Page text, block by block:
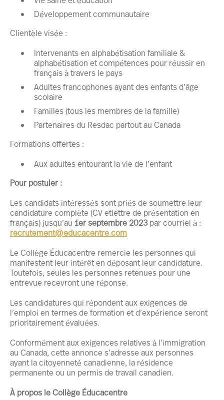
Développement communautaire
Clientèle visée :
Intervenants en alphabétisation familiale &
alphabétisation et compétences pour réussir en
français à travers le pays
Adultes francophones ayant des enfants d’âge
scolaire
Familles (tous les membres de la famille)
Partenaires du Resdac partout au Canada
Formations offertes :
Aux adultes entourant la vie de l’enfant
Pour postuler :
Les candidats intéressés sont priés de soumettre leur
candidature complète (CV etlettre de présentation en
français) jusqu’au 1er septembre 2023par courriel à :
recrutement@educacentre.com
Le Collège Éducacentre remercie les personnes qui
manifestent leur intérêt en déposant leur candidature.
Toutefois, seules les personnes retenues pour une
entrevue recevront une réponse.
Les candidatures qui répondent aux exigences de
l’emploi en termes de formation et d’expérience seront
prioritairement évaluées.
Conformément aux exigences relatives à l’immigration
au Canada, cette annonce s’adresse aux personnes
ayant la citoyenneté canadienne, la résidence
permanente ou un permis de travail canadien.
À propos le Collège Éducacentre